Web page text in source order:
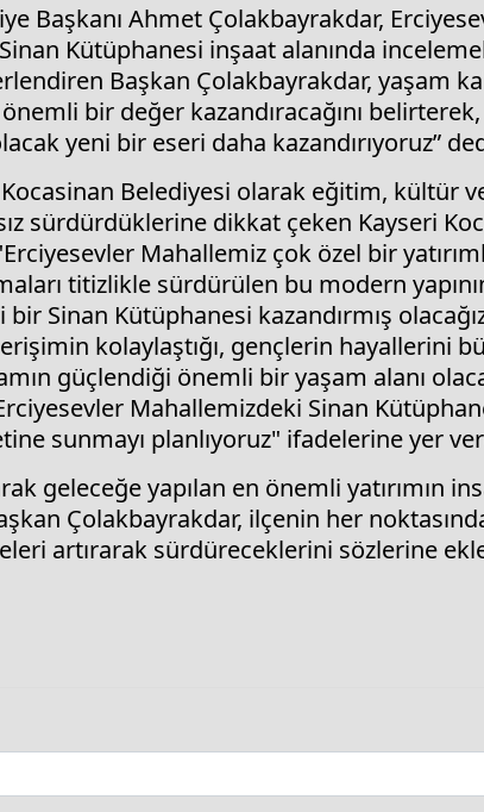
Başkanı Ahmet Çolakbayrakdar,
Kütüphanesi inşaat alanında
Başkan Çolakbayrakdar, yaşam
önemli bir değer kazandıracağını
yeni bir eseri daha kazandırıyoruz”
Kocasinan Belediyesi olarak eğitim, kültür
sürdürdüklerine dikkat çeken Kayseri
Mahallemiz çok özel bir
titizlikle sürdürülen bu modern
Sinan Kütüphanesi kazandırmış
kolaylaştığı, gençlerin hayallerini
güçlendiği önemli bir yaşam alanı
Mahallemizdeki Sinan
sunmayı planlıyoruz" ifadelerine yer
geleceğe yapılan en önemli yatırımın
Çolakbayrakdar, ilçenin her
artırarak sürdüreceklerini sözlerine